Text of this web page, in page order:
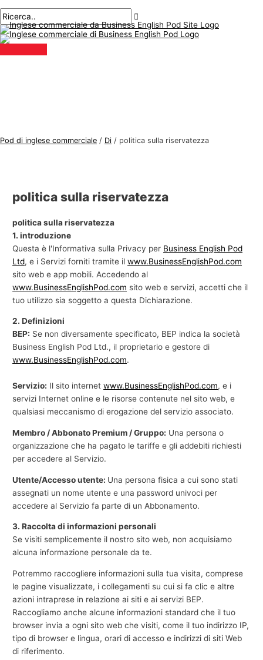
al
contenuto
principale
Pod di inglese commerciale / Di / politica sulla riservatezza
politica sulla riservatezza
politica sulla riservatezza
1. introduzione
Questa è l'Informativa sulla Privacy per Business English Pod
Ltd, e i Servizi forniti tramite ilwww.BusinessEnglishPod.com
sito web e app mobili. Accedendo al
www.BusinessEnglishPod.com sito web e servizi, accetti che il
tuo utilizzo sia soggetto a questa Dichiarazione.
2. Definizioni
BEP: Se non diversamente specificato, BEP indica la società
Business English Pod Ltd., il proprietario e gestore di
www.BusinessEnglishPod.com.
Servizio: Il sito internetwww.BusinessEnglishPod.com, e i
servizi Internet online e le risorse contenute nel sito web, e
qualsiasi meccanismo di erogazione del servizio associato.
Membro / Abbonato Premium / Gruppo: Una persona o
organizzazione che ha pagato le tariffe e gli addebiti richiesti
per accedere al Servizio.
Utente/Accesso utente: Una persona fisica a cui sono stati
assegnati un nome utente e una password univoci per
accedere al Servizio fa parte di un Abbonamento.
3. Raccolta di informazioni personali
Se visiti semplicemente il nostro sito web, non acquisiamo
alcuna informazione personale da te.
Potremmo raccogliere informazioni sulla tua visita, comprese
le pagine visualizzate, i collegamenti su cui si fa clic e altre
azioni intraprese in relazione ai siti e ai servizi BEP.
Raccogliamo anche alcune informazioni standard che il tuo
browser invia a ogni sito web che visiti, come il tuo indirizzo IP,
tipo di browser e lingua, orari di accesso e indirizzi di siti Web
di riferimento.
A
r
g
o
n
l
e
s
e
c
m
e
c
i
l
C
e
r
c